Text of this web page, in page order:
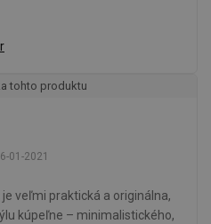
tohto produktu
01-2021
veľmi praktická a originálna,
kúpeľne – minimalistického,